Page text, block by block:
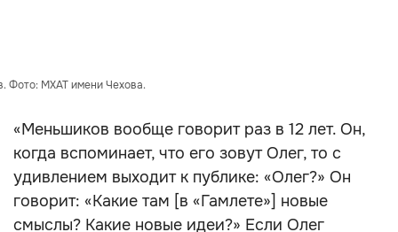
Фото: МХАТ имени Чехова.
«Меньшиков вообще говорит раз в 12 лет. Он,
когда вспоминает, что его зовут Олег, то с
удивлением выходит к публике: «Олег?» Он
говорит: «Какие там [в «Гамлете»] новые
смыслы? Какие новые идеи?» Если Олег